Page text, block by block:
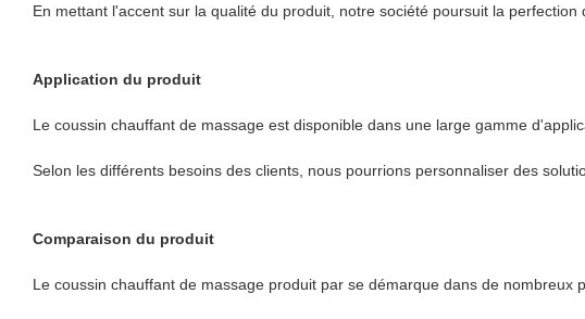
En mettant l'accent sur la qualité du produit, notre société poursuit la perfection
Application du produit
Le coussin chauffant de massage est disponible dans une large gamme
Selon les différents besoins des clients, nous pourrions personnaliser des
Comparaison du produit
Le coussin chauffant de massage produit par se démarque dans de nombreux